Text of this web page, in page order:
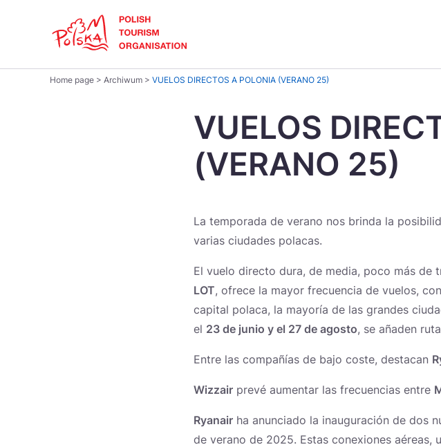
Turismo cultural y
Escapadas de invierno: mercadillos
Fiestas, costumbres
Ciudades
Castillos y Palacios
Documentos de viaje
Alojamiento
Italiano Magyar
Português Norsk
Україна
Home page > Archiwum > VUELOS DIRECTOS A POLONIA (VERANO 25)
VUELOS
(VERANO 25)
La temporada de verano nos brinda la
varias ciudades polacas.
El vuelo directo dura, de media, poco más de
LOT, ofrece la mayor frecuencia de vuelos,
capital polaca, la mayoría de las grandes
el 23 de junio y el 27 de agosto, se añaden
Entre las compañías de bajo coste, destacan
Wizzair prevé aumentar las frecuencias entre
Ryanair ha anunciado la inauguración de dos
de verano de 2025. Estas conexiones aéreas,